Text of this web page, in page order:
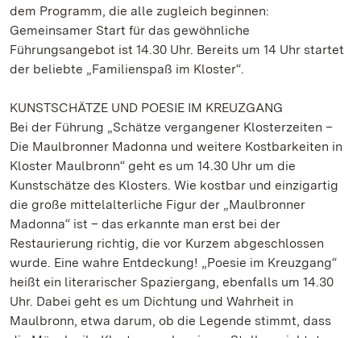
dem Programm, die alle zugleich beginnen:
Gemeinsamer Start für das gewöhnliche
Führungsangebot ist 14.30 Uhr. Bereits um 14 Uhr startet
der beliebte „Familienspaß im Kloster“.
KUNSTSCHÄTZE UND POESIE IM KREUZGANG
Bei der Führung „Schätze vergangener Klosterzeiten –
Die Maulbronner Madonna und weitere Kostbarkeiten in
Kloster Maulbronn“ geht es um 14.30 Uhr um die
Kunstschätze des Klosters. Wie kostbar und einzigartig
die große mittelalterliche Figur der „Maulbronner
Madonna“ ist – das erkannte man erst bei der
Restaurierung richtig, die vor Kurzem abgeschlossen
wurde. Eine wahre Entdeckung! „Poesie im Kreuzgang“
heißt ein literarischer Spaziergang, ebenfalls um 14.30
Uhr. Dabei geht es um Dichtung und Wahrheit in
Maulbronn, etwa darum, ob die Legende stimmt, dass